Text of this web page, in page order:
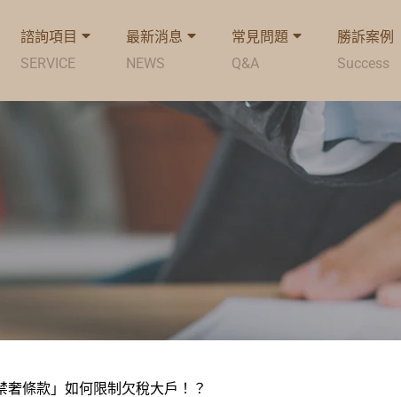
諮詢項目
SERVICE
最新消息
NEWS
常見問題
Q&A
勝訴案例
Success
奢條款」如何限制欠稅大戶！？